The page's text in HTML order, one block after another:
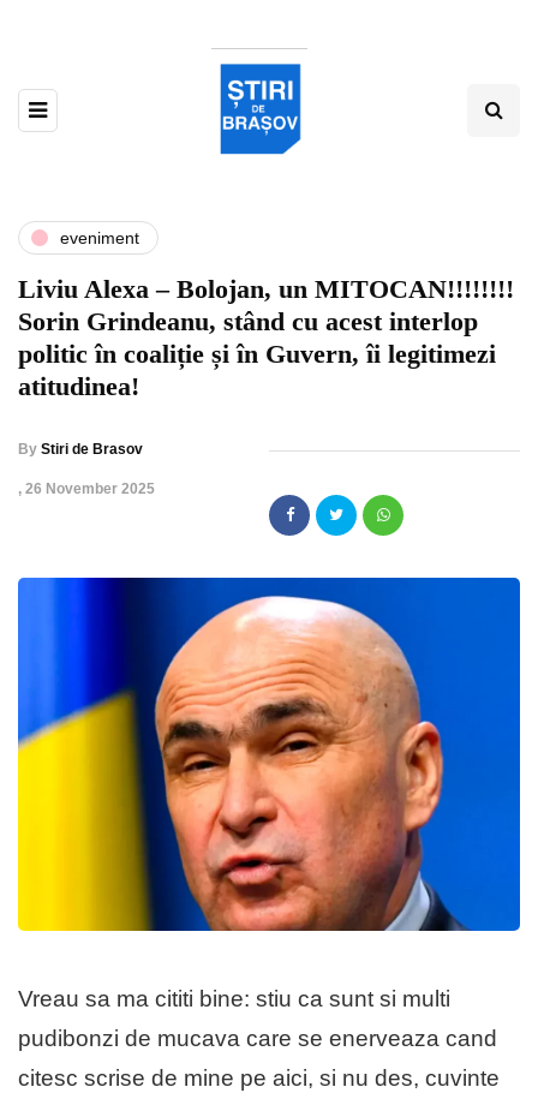
eveniment
Liviu Alexa – Bolojan, un MITOCAN!!!!!!!!
Sorin Grindeanu, stând cu acest interlop
politic în coaliție și în Guvern, îi legitimezi
atitudinea!
By Stiri de Brasov
, 26 November 2025
Vreau sa ma cititi bine: stiu ca sunt si multi
pudibonzi de mucava care se enerveaza cand
citesc scrise de mine pe aici, si nu des, cuvinte